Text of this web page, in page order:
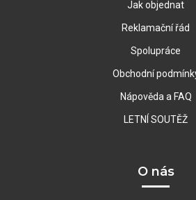
Jak objednat
Reklamační řád
Spolupráce
Obchodní
Nápověda a FAQ
LETNÍ SOUTĚŽ
O nás